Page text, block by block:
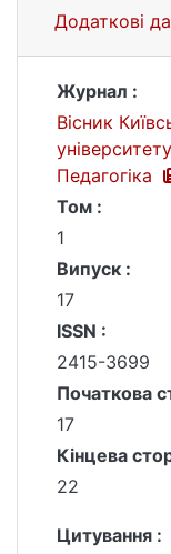
Додаткові
Журнал :
Вісник
Педагогіка
Том :
1
Випуск :
17
ISSN :
2415-3699
Початкова
17
Кінцева
22
Цитування :